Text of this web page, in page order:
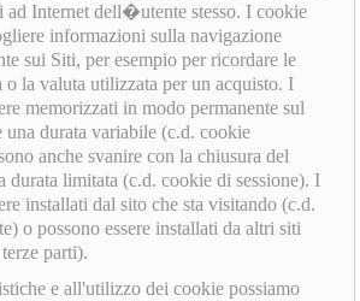
ad Internet dell�utente stesso. I cookie
informazioni sulla navigazione
sui Siti, per esempio per ricordare le
o la valuta utilizzata per un acquisto. I
memorizzati in modo permanente sul
una durata variabile (c.d. cookie
anche svanire con la chiusura del
durata limitata (c.d. cookie di sessione). I
installati dal sito che sta visitando (c.d.
o possono essere installati da altri siti
parti).
e all'utilizzo dei cookie possiamo